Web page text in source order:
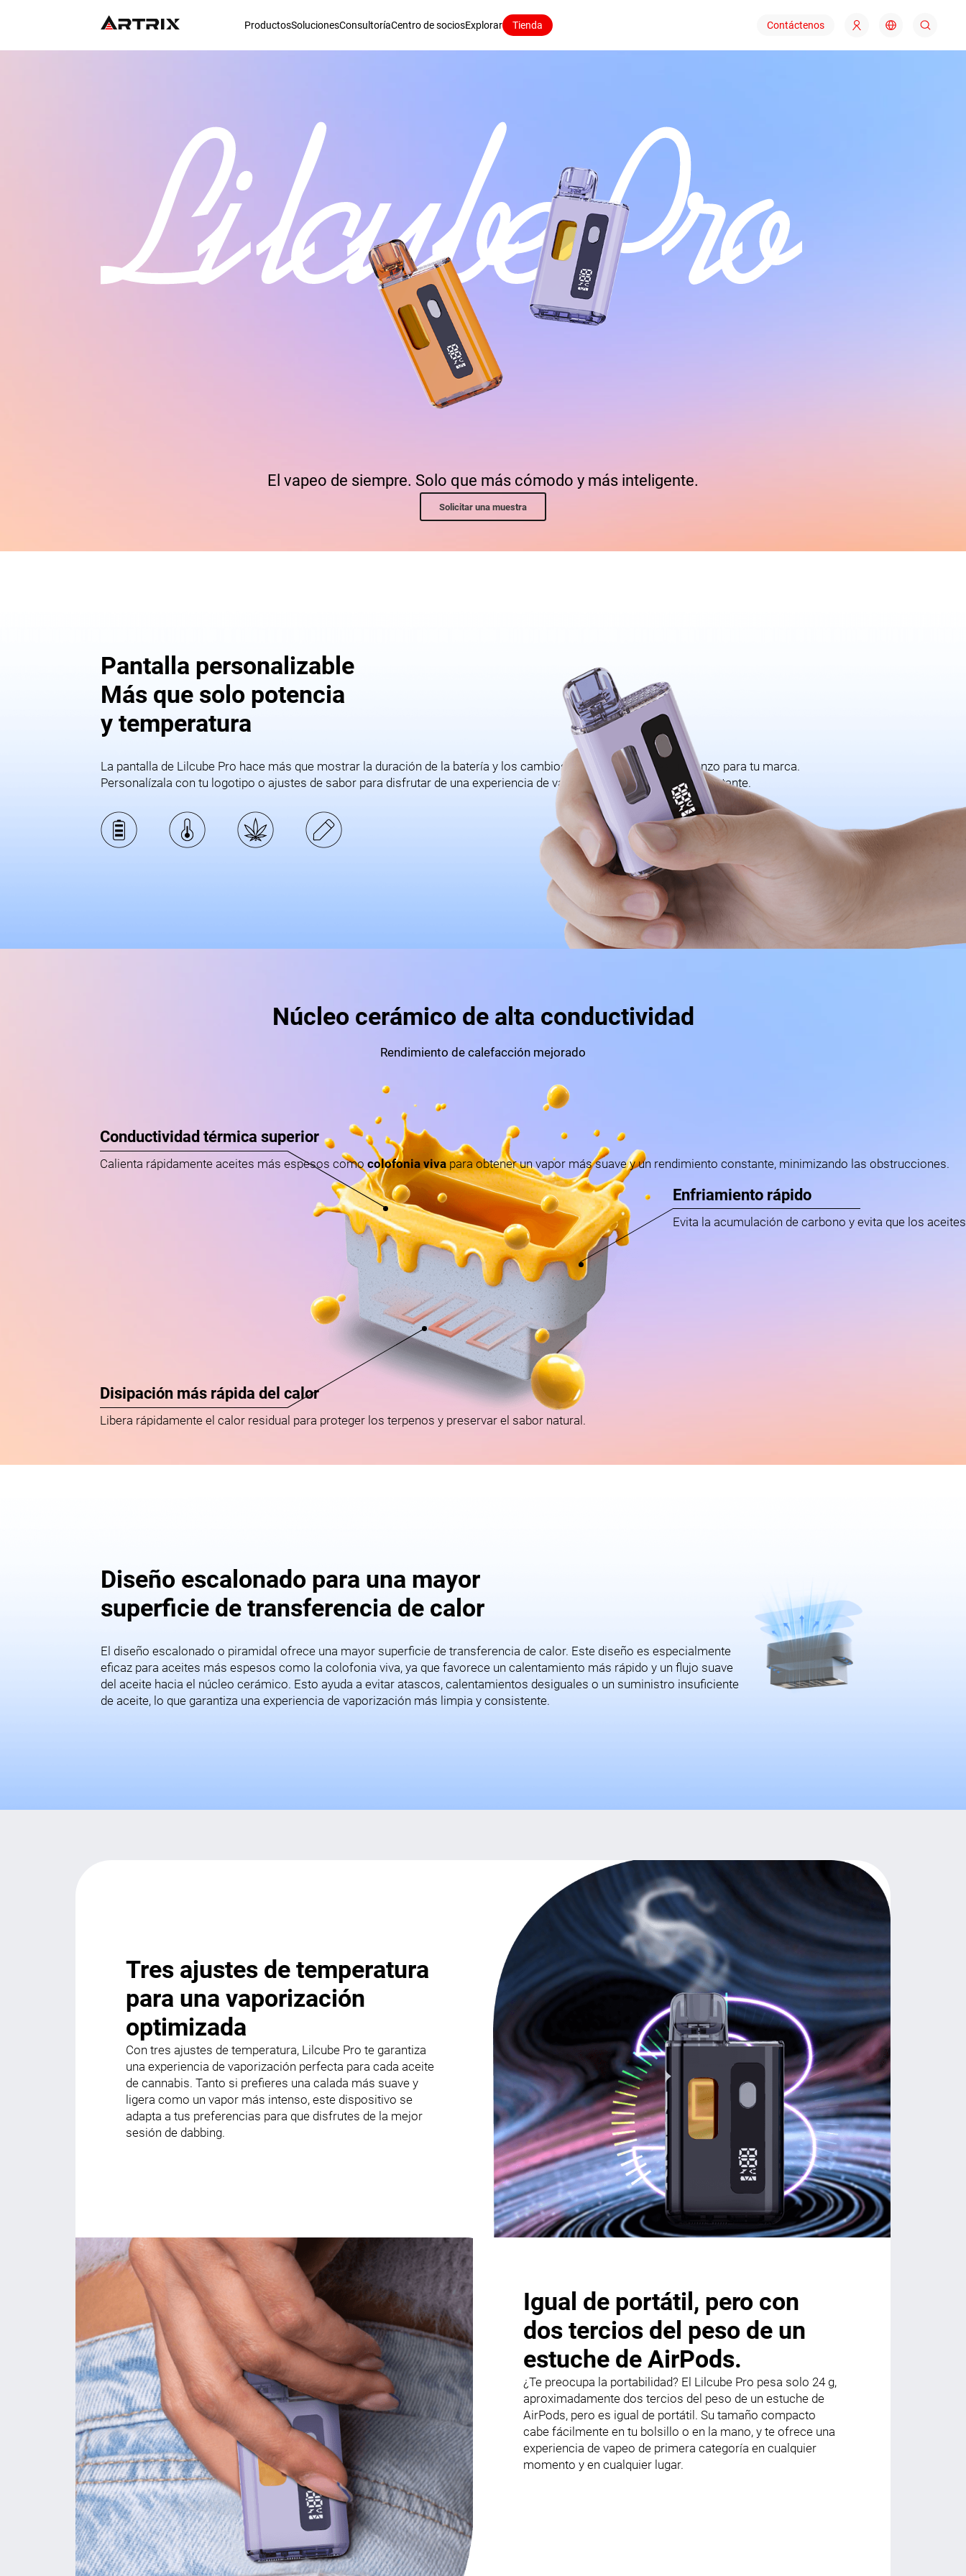
ProductosSolucionesConsultoríaCentro de sociosExplorar Tienda Contáctenos
El vapeo de siempre. Solo que más cómodo y más inteligente.
Solicitar una muestra
Pantalla personalizable
Más que solo potencia
y temperatura
La pantalla de Lilcube Pro hace más que mostrar la duración de la batería y los cambios de temperatura: es un lienzo para tu marca.
Personalízala con tu logotipo o ajustes de sabor para disfrutar de una experiencia de vapeo única y reconocible al instante.
Núcleo cerámico de alta conductividad
Rendimiento de calefacción mejorado
Conductividad térmica superior
Calienta rápidamente aceites más espesos comocolofonia viva para obtener un vapor más suave y un rendimiento constante, minimizando las obstrucciones.
Disipación más rápida del calor
Libera rápidamente el calor residual para proteger los terpenos y preservar el sabor natural.
Enfriamiento rápido
Evita la acumulación de carbono y evita que los
Diseño escalonado para una mayor
superficie de transferencia de calor
El diseño escalonado o piramidal ofrece una mayor superficie de transferencia de calor. Este diseño es especialmente
eficaz para aceites más espesos como la colofonia viva, ya que favorece un calentamiento más rápido y un flujo suave
del aceite hacia el núcleo cerámico. Esto ayuda a evitar atascos, calentamientos desiguales o un suministro insuficiente
de aceite, lo que garantiza una experiencia de vaporización más limpia y consistente.
Tres ajustes de temperatura
para una vaporización
optimizada
Con tres ajustes de temperatura, Lilcube Pro te garantiza
una experiencia de vaporización perfecta para cada aceite
de cannabis. Tanto si prefieres una calada más suave y
ligera como un vapor más intenso, este dispositivo se
adapta a tus preferencias para que disfrutes de la mejor
sesión de dabbing.
Igual de portátil, pero con
dos tercios del peso de un
estuche de AirPods.
¿Te preocupa la portabilidad? El Lilcube Pro pesa solo 24 g,
aproximadamente dos tercios del peso de un estuche de
AirPods, pero es igual de portátil. Su tamaño compacto
cabe fácilmente en tu bolsillo o en la mano, y te ofrece una
experiencia de vapeo de primera categoría en cualquier
momento y en cualquier lugar.